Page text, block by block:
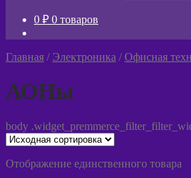
0 ₽ 0 товаров
Главная / Электроника /Офисная
АОНы
body
Отображение единственного товара